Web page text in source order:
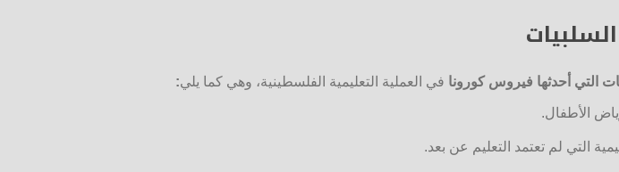
التي أحدثها فيروس كورونا في العملية التعليمية الفلسطينية، وهي كما يلي:
الأطفال.
التي لم تعتمد التعليم عن بعد.